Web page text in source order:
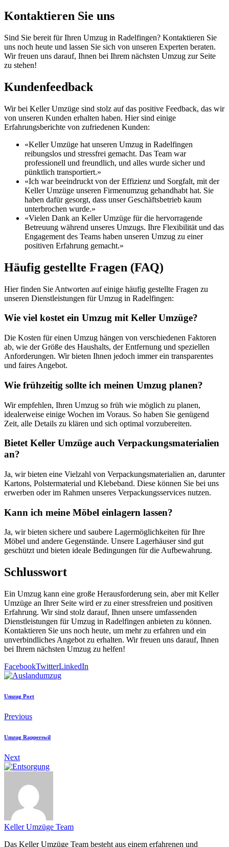
Kontaktieren Sie uns
Sind Sie bereit für Ihren Umzug in Radelfingen? Kontaktieren Sie
uns noch heute und lassen Sie sich von unseren Experten beraten.
Wir freuen uns darauf, Ihnen bei Ihrem nächsten Umzug zur Seite
zu stehen!
Kundenfeedback
Wir bei Keller Umzüge sind stolz auf das positive Feedback, das wir
von unseren Kunden erhalten haben. Hier sind einige
Erfahrungsberichte von zufriedenen Kunden:
«Keller Umzüge hat unseren Umzug in Radelfingen
reibungslos und stressfrei gemacht. Das Team war
professionell und freundlich, und alles wurde sicher und
pünktlich transportiert.»
«Ich war beeindruckt von der Effizienz und Sorgfalt, mit der
Keller Umzüge unseren Firmenumzug gehandhabt hat. Sie
haben dafür gesorgt, dass unser Geschäftsbetrieb kaum
unterbrochen wurde.»
«Vielen Dank an Keller Umzüge für die hervorragende
Betreuung während unseres Umzugs. Ihre Flexibilität und das
Engagement des Teams haben unseren Umzug zu einer
positiven Erfahrung gemacht.»
Häufig gestellte Fragen (FAQ)
Hier finden Sie Antworten auf einige häufig gestellte Fragen zu
unseren Dienstleistungen für Umzug in Radelfingen:
Wie viel kostet ein Umzug mit Keller Umzüge?
Die Kosten für einen Umzug hängen von verschiedenen Faktoren
ab, wie der Größe des Haushalts, der Entfernung und speziellen
Anforderungen. Wir bieten Ihnen jedoch immer ein transparentes
und faires Angebot.
Wie frühzeitig sollte ich meinen Umzug planen?
Wir empfehlen, Ihren Umzug so früh wie möglich zu planen,
idealerweise einige Wochen im Voraus. So haben Sie genügend
Zeit, alle Details zu klären und sich optimal vorzubereiten.
Bietet Keller Umzüge auch Verpackungsmaterialien
an?
Ja, wir bieten eine Vielzahl von Verpackungsmaterialien an, darunter
Kartons, Polstermaterial und Klebeband. Diese können Sie bei uns
erwerben oder im Rahmen unseres Verpackungsservices nutzen.
Kann ich meine Möbel einlagern lassen?
Ja, wir bieten sichere und saubere Lagermöglichkeiten für Ihre
Möbel und andere Gegenstände. Unsere Lagerhäuser sind gut
geschützt und bieten ideale Bedingungen für die Aufbewahrung.
Schlusswort
Ein Umzug kann eine große Herausforderung sein, aber mit Keller
Umzüge an Ihrer Seite wird er zu einer stressfreien und positiven
Erfahrung. Wir sind stolz darauf, Ihnen unsere umfassenden
Dienstleistungen für Umzug in Radelfingen anbieten zu können.
Kontaktieren Sie uns noch heute, um mehr zu erfahren und ein
unverbindliches Angebot zu erhalten. Wir freuen uns darauf, Ihnen
bei Ihrem nächsten Umzug zu helfen!
FacebookTwitterLinkedIn
Umzug Port
Previous
Umzug Rapperswil
Next
Keller Umzüge Team
Das Keller Umzüge Team besteht aus einem erfahrenen und